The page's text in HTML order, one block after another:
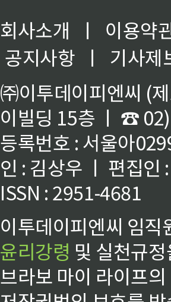
회사소개 ㅣ
이용약
공지사항
ㅣ
기사제
㈜이투데이피엔씨 (
이빌딩 15층 ㅣ ☎
등록번호 : 서울아
인 : 김상우 ㅣ 편집인
ISSN : 2951-4681
이투데이피엔씨 임
윤리강령 및 실천규
브라보 마이 라이프